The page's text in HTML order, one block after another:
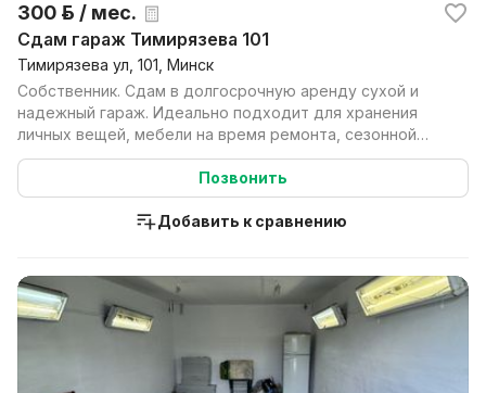
300 р. / мес.
Сдам гараж Тимирязева 101
Тимирязева ул, 101, Минск
Собственник. Сдам в долгосрочную аренду сухой и
надежный гараж. Идеально подходит для хранения
личных вещей, мебели на время ремонта, сезонной
резины,...
Позвонить
Добавить к сравнению